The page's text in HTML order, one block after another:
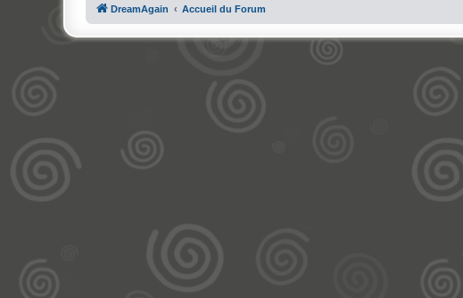
DreamAgain Accueil du Forum